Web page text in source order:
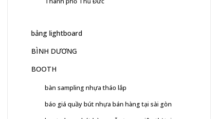
bảng lightboard
BÌNH DƯƠNG
BOOTH
bàn sampling nhựa tháo lắp
báo giá quầy bút nhựa bán hàng tại sài gòn